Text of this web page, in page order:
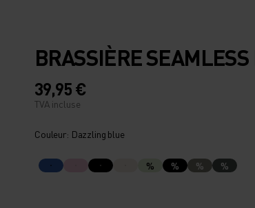
BRASSIÈRE
39,95 €
TVA incluse
Couleur: Dazzling blue
% % % %